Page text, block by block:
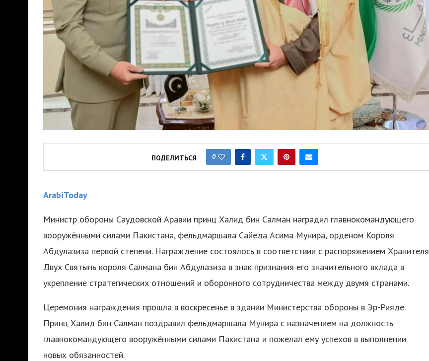
ПОДЕЛИТЬСЯ 0
ArabiToday
Министр обороны Саудовской Аравии принц Халид бин Салман наградил главнокомандующего
вооружёнными силами Пакистана, фельдмаршала Сайеда Асима Мунира, орденом Короля
Абдулазиза первой степени. Награждение состоялось в соответствии с распоряжением Хранителя
Двух Святынь короля Салмана бин Абдулазиза в знак признания его значительного вклада в
укрепление стратегических отношений и оборонного сотрудничества между двумя странами.
Церемония награждения прошла в воскресенье в здании Министерства обороны в Эр-Рияде.
Принц Халид бин Салман поздравил фельдмаршала Мунира с назначением на должность
главнокомандующего вооружёнными силами Пакистана и пожелал ему успехов в выполнении
новых обязанностей.